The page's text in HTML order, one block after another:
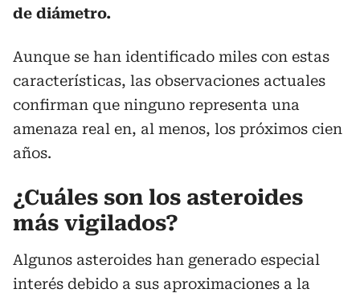
de diámetro.
Aunque se han identificado miles con estas
características, las observaciones actuales
confirman que ninguno representa una
amenaza real en, al menos, los próximos cien
años.
¿Cuáles son los asteroides
más vigilados?
Algunos asteroides han generado especial
interés debido a sus aproximaciones a la